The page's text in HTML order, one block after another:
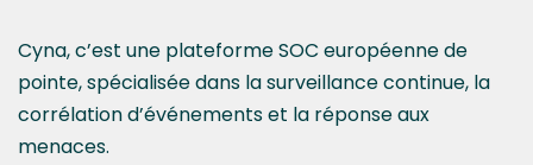
Cyna, c’est une plateforme SOC européenne de
pointe, spécialisée dans la surveillance continue, la
corrélation d’événements et la réponse aux
menaces.